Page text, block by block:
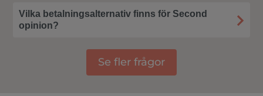
Vilka betalningsalternativ finns för Second
opinion?
Se fler frågor